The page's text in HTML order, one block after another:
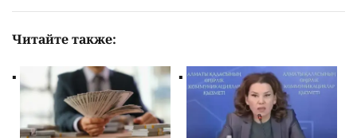
Читайте также: